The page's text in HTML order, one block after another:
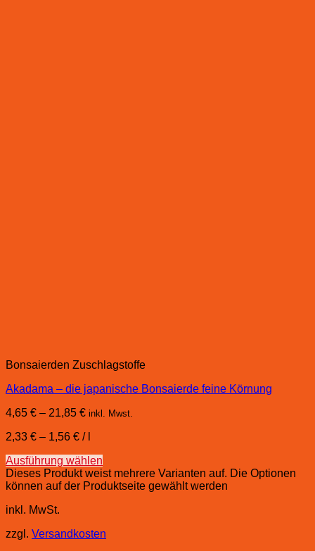
Bonsaierden Zuschlagstoffe
Akadama – die japanische Bonsaierde feine Körnung
4,65 € – 21,85 € inkl. Mwst.
2,33 € – 1,56 € /
Ausführung wählen
Dieses Produkt weist mehrere Varianten auf. Die Optionen
können auf der Produktseite gewählt werden
inkl. MwSt.
zzgl. Versandkosten